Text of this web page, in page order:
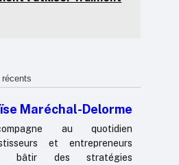
Maréchal-Delorme
au quotidien
et entrepreneurs
bâtir des stratégies